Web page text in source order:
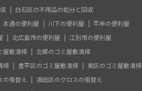
白石区の不用品の処分と回収
本通の便利屋 川下の便利屋
平岸の便利屋
北広島市の便利屋
江別市の便利屋
屋敷清掃
北郷のゴミ屋敷清掃
掃 豊平区のゴミ屋敷清掃
東区のゴミ屋敷清掃
の張替え
清田区のクロスの張替え